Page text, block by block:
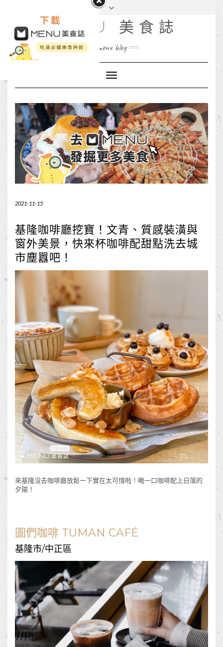
MENU 美食誌
menu blog
Toggle
Navigation
2021-11-15
基隆咖啡廳挖寶！文青、質感裝潢與
窗外美景，快來杯咖啡配甜點洗去城
市塵囂吧！
來基隆沒去咖啡廳放鬆一下實在太可惜啦！喝一口咖啡配上日落的
夕陽！
圖們咖啡 TUMAN CAFÉ
基隆市/中正區